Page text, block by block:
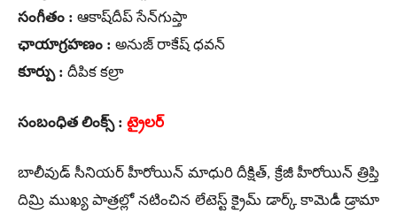
సంగీతం : ఆకాష్‌దీప్ సేన్‌గుప్తా
ఛాయాగ్రహణం : అనుజ్ రాకేష్ ధవన్
కూర్పు : దీపిక కల్రా
సంబంధిత లింక్స్ : ట్రైలర్
బాలీవుడ్ సీనియర్ హీరోయిన్ మాధురి దీక్షిత్, క్రేజీ హీరోయిన్ త్రిప్తి
దిమ్రి ముఖ్య పాత్రల్లో నటించిన లేటెస్ట్ క్రైమ్ డార్క్ కామెడీ డ్రామా